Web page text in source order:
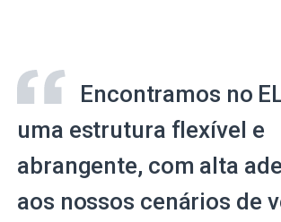
Encontramos no
uma estrutura flexível e
abrangente, com alta
aos nossos cenários de